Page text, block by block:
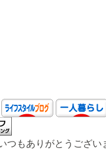
つもありがとうござい